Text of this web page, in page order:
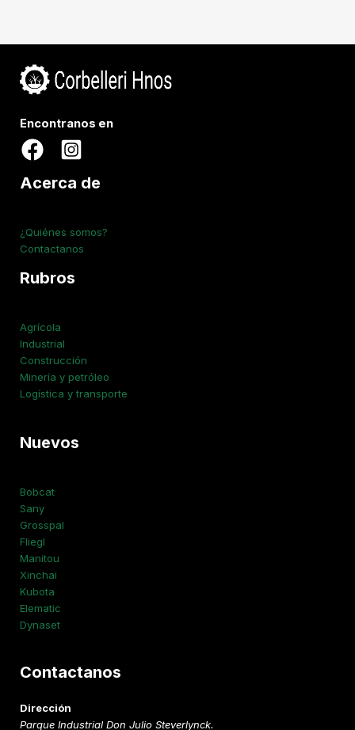
Encontranos en
Acerca de
¿Quiénes somos?
Contactanos
Rubros
Agrícola
Industrial
Construcción
Minería y petróleo
Logística y transporte
Nuevos
Bobcat
Sany
Grosspal
Fliegl
Manitou
Xinchai
Kubota
Elematic
Dynaset
Contactanos
Dirección
Parque Industrial Don Julio Steverlynck.